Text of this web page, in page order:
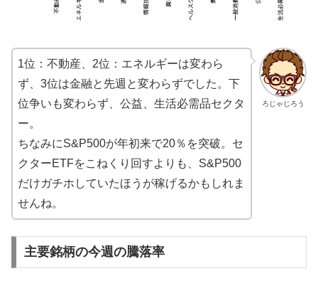
ろじゃじろう
1位：不動産、2位：エネルギーは変わら
ず、3位は金融と先週と変わらずでした。下
位争いも変わらず、公益、生活必需品セクタ
ー。
ちなみにS&P500が年初来で20％を突破。セ
クターETFをこねくり回すよりも、S&P500
だけガチホしていたほうが稼げるかもしれま
せんね。
主要銘柄の今週の騰落率